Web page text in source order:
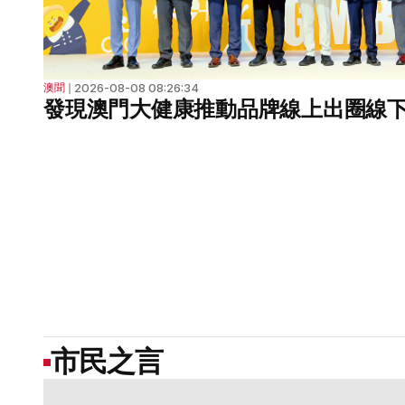
澳聞 ❘ 2026-08-08 08:26:34
發現澳門大健康推動品牌線上出圈線
市民之言